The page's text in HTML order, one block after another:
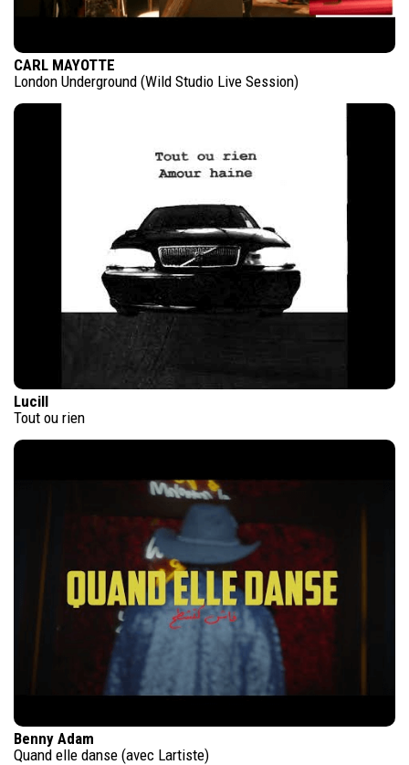
CARL MAYOTTE
London Underground (Wild Studio Live Session)
Lucill
Tout ou rien
Benny Adam
Quand elle danse (avec Lartiste)